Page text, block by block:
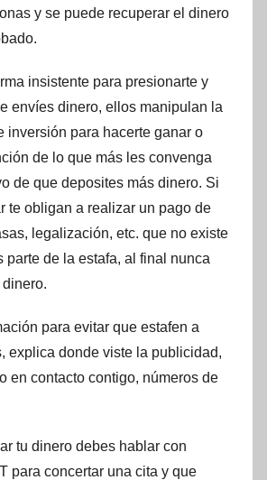
y se puede recuperar el dinero
insistente para presionarte y
envíes dinero, ellos manipulan la
inversión para hacerte ganar o
de lo que más les convenga
de que deposites más dinero. Si
te obligan a realizar un pago de
legalización, etc. que no existe
parte de la estafa, al final nunca
para evitar que estafen a
explica donde viste la publicidad,
en contacto contigo, números de
tu dinero debes hablar con
para concertar una cita y que